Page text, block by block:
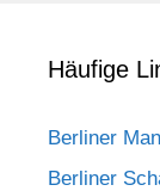
Häufige
Berliner
Berliner